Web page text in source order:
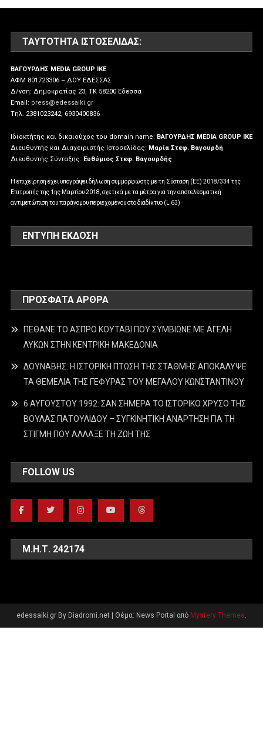
ΤΑΥΤΌΤΗΤΑ ΙΣΤΟΣΕΛΊΔΑΣ:
ΒΑΓΟΥΡΔΗΣ MEDIA GROUP IKE
ΑΦΜ 801723306 – ΔΟΥ ΕΔΕΣΣΑΣ
Δ/νση: Δημοκρατίας 23, ΤΚ 58200 Εδεσσα
Email: press@edessaiki.gr
Tηλ. 2381023242, 6930400836
Ιδιοκτήτης και δικαιούχος του domain name: ΒΑΓΟΥΡΔΗΣ MEDIA GROUP IKE
Διευθυντής και Διαχειριστής Ιστοσελίδας: Μαρία Στεφ. Βαγουρδή
Διευθυντής Σύνταξης: Ευθύμιος Στεφ. Βαγουρδής
Η επιχείρηση έχει υπογράψει δήλωση συμμόρφωσης με τη Σύσταση (ΕΕ) 2018/334 της
Επιτροπής της 1ης Μαρτίου 2018, σχετικά με τα μέτρα για την αποτελεσματική
αντιμετώπιση του παράνομου περιεχομένου στο διαδίκτυο (L 63)
ΕΝΤΥΠΗ ΕΚΔΟΣΗ
ΠΡΌΣΦΑΤΑ ΆΡΘΡΑ
ΠΕΘΑΝΕ ΤΟ ΑΣΠΡΟ ΚΟΥΤΑΒΙ ΠΟΥ ΣΥΜΒΙΩΝΕ ΜΕ ΑΓΕΛΗ
ΛΥΚΩΝ ΣΤΗΝ ΚΕΝΤΡΙΚΗ ΜΑΚΕΔΟΝΙΑ
ΔΟΥΝΑΒΗΣ: Η ΙΣΤΟΡΙΚΗ ΠΤΩΣΗ ΤΗΣ ΣΤΑΘΜΗΣ ΑΠΟΚΑΛΥΨΕ
ΤΑ ΘΕΜΕΛΙΑ ΤΗΣ ΓΕΦΥΡΑΣ ΤΟΥ ΜΕΓΑΛΟΥ ΚΩΝΣΤΑΝΤΙΝΟΥ
6 ΑΥΓΟΥΣΤΟΥ 1992: ΣΑΝ ΣΗΜΕΡΑ ΤΟ ΙΣΤΟΡΙΚΟ ΧΡΥΣΟ ΤΗΣ
ΒΟΥΛΑΣ ΠΑΤΟΥΛΙΔΟΥ – ΣΥΓΚΙΝΗΤΙΚΗ ΑΝΑΡΤΗΣΗ ΓΙΑ ΤΗ
ΣΤΙΓΜΗ ΠΟΥ ΑΛΛΑΞΕ ΤΗ ΖΩΗ ΤΗΣ
FOLLOW US
Μ.Η.Τ. 242174
edessaiki.gr By Diadromi.net Θέμα: News Portal από Mystery Themes.